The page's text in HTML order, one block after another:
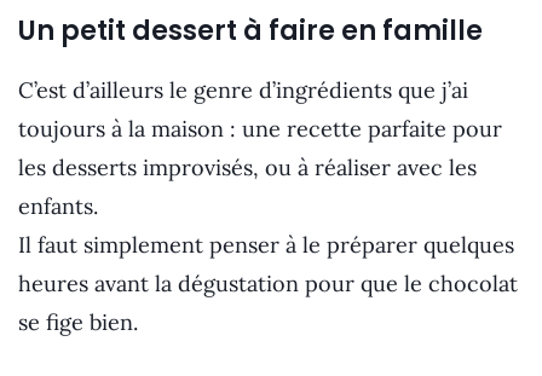
Un petit dessert à faire en famille
C’est d’ailleurs le genre d’ingrédients que j’ai
toujours à la maison : une recette parfaite pour
les desserts improvisés, ou à réaliser avec les
enfants.
Il faut simplement penser à le préparer quelques
heures avant la dégustation pour que le chocolat
se fige bien.